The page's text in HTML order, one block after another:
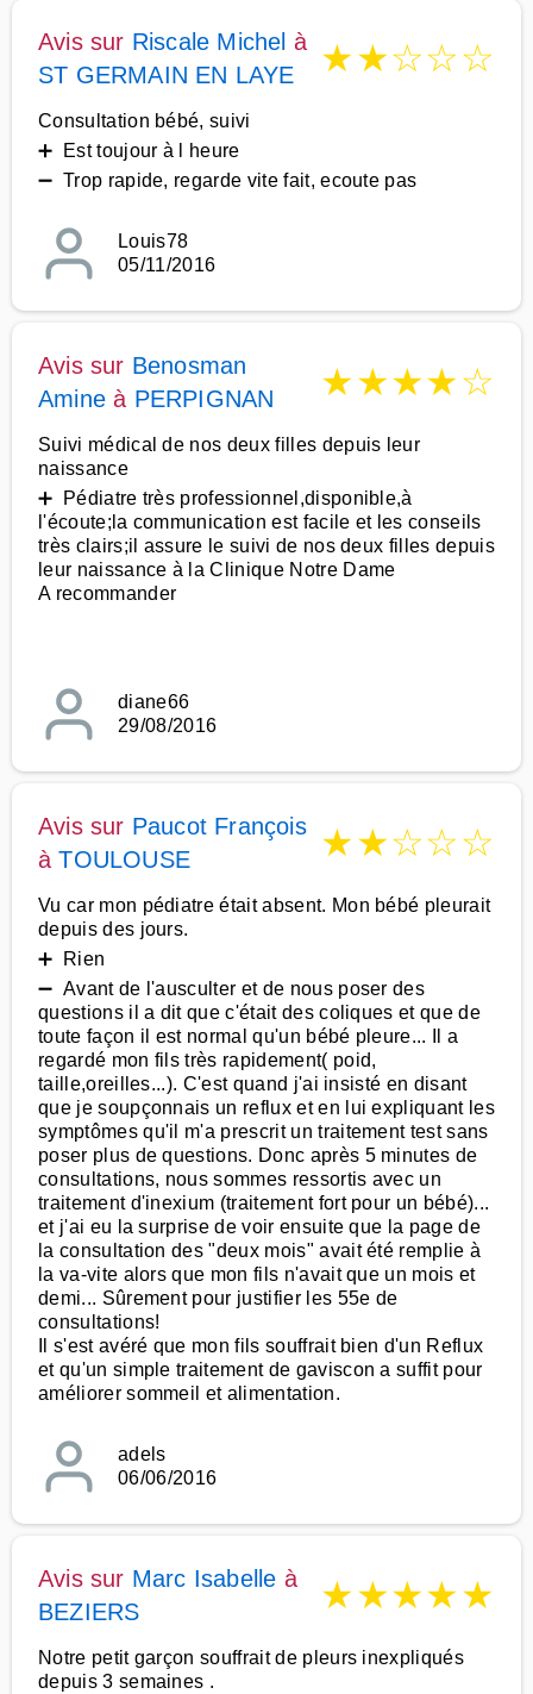
Avis sur Riscale Michel à
ST GERMAIN EN LAYE
★★☆☆☆
Consultation bébé, suivi
➕ Est toujour à l heure
➖ Trop rapide, regarde vite fait, ecoute pas
Louis78
05/11/2016
Avis sur Benosman
Amine à PERPIGNAN ★★★★☆
Suivi médical de nos deux filles depuis leur
naissance
➕ Pédiatre très professionnel,disponible,à
l'écoute;la communication est facile et les conseils
très clairs;il assure le suivi de nos deux filles depuis
leur naissance à la Clinique Notre Dame
A recommander
diane66
29/08/2016
Avis sur Paucot François
àTOULOUSE ★★☆☆☆
Vu car mon pédiatre était absent. Mon bébé pleurait
depuis des jours.
➕ Rien
➖ Avant de l'ausculter et de nous poser des
questions il a dit que c'était des coliques et que de
toute façon il est normal qu'un bébé pleure... Il a
regardé mon fils très rapidement( poid,
taille,oreilles...). C'est quand j'ai insisté en disant
que je soupçonnais un reflux et en lui expliquant les
symptômes qu'il m'a prescrit un traitement test sans
poser plus de questions. Donc après 5 minutes de
consultations, nous sommes ressortis avec un
traitement d'inexium (traitement fort pour un bébé)...
et j'ai eu la surprise de voir ensuite que la page de
la consultation des "deux mois" avait été remplie à
la va-vite alors que mon fils n'avait que un mois et
demi... Sûrement pour justifier les 55e de
consultations!
Il s'est avéré que mon fils souffrait bien d'un Reflux
et qu'un simple traitement de gaviscon a suffit pour
améliorer sommeil et alimentation.
adels
06/06/2016
Avis sur Marc Isabelle à
BEZIERS
★★★★★
Notre petit garçon souffrait de pleurs inexpliqués
depuis 3 semaines .